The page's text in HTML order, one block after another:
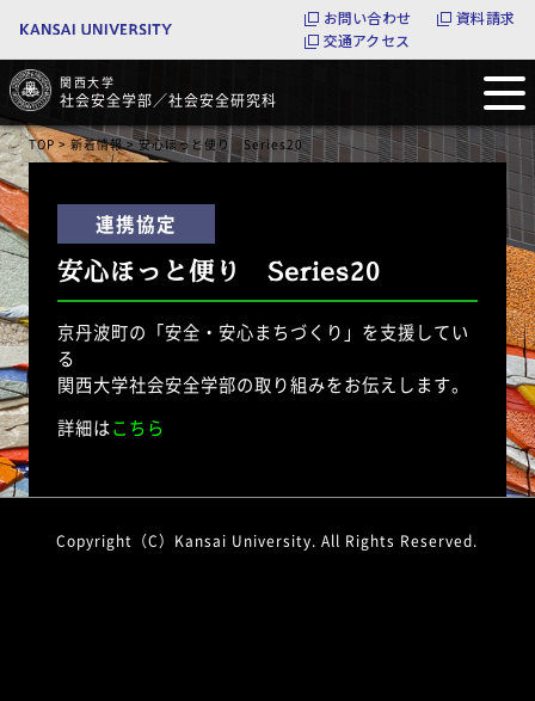
お問い合わせ
資料請求
交通アクセス
関西大学
社会安全学部／社会安全研究科
TOP>新着情報> 安心ほっと便り Series20
安心ほっと便り Series20
京丹波町の「安全・安心まちづくり」を支援してい
る
関西大学社会安全学部の取り組みをお伝えします。
詳細はこちら
Copyright（C）Kansai University. All Rights Reserved.